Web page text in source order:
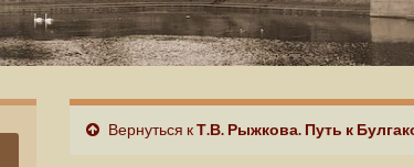
Вернуться кТ.В. Рыжкова. Путь к